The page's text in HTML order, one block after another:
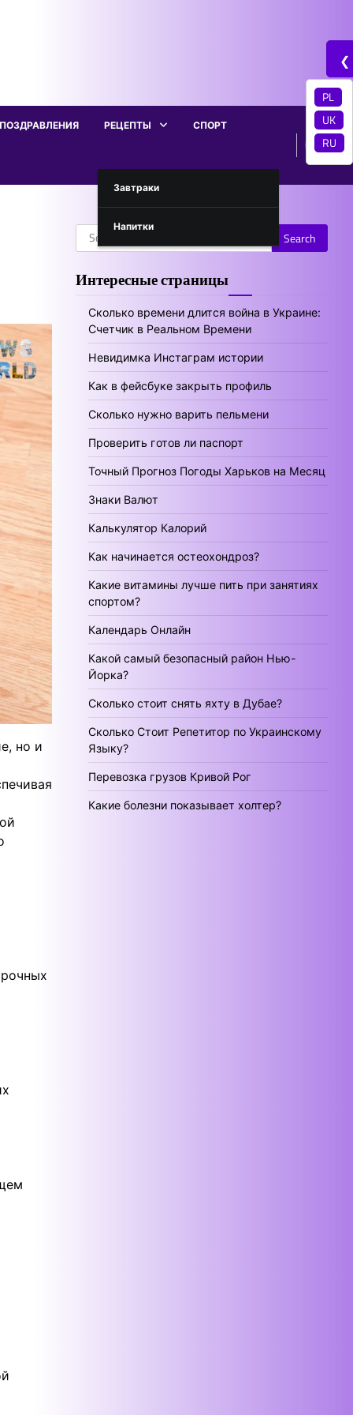
ПОЗДРАВЛЕНИЯ РЕЦЕПТЫ
Завтраки
Напитки
СПОРТ
но и
Search
for:
Интересные страницы
Сколько времени длится война в Украине:
Счетчик в Реальном Времени
Невидимка Инстаграм истории
Как в фейсбуке закрыть профиль
Сколько нужно варить пельмени
Проверить готов ли паспорт
Точный Прогноз Погоды Харьков на Месяц
Знаки Валют
Калькулятор Калорий
Как начинается остеохондроз?
Какие витамины лучше пить при занятиях
спортом?
Календарь Онлайн
Какой самый безопасный район Нью-
Йорка?
Сколько стоит снять яхту в Дубае?
Сколько Стоит Репетитор по Украинскому
Языку?
Перевозка грузов Кривой Рог
Какие болезни показывает холтер?
❮
PL
UK
RU